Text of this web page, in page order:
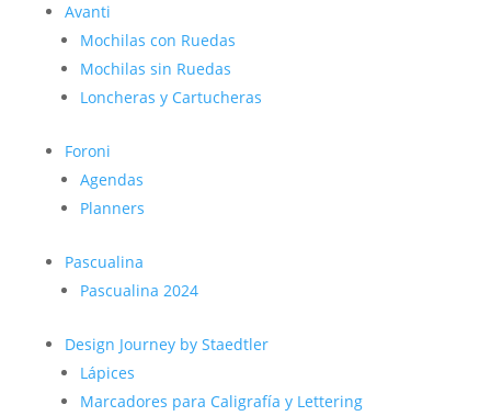
Avanti
Mochilas con Ruedas
Mochilas sin Ruedas
Loncheras y Cartucheras
Foroni
Agendas
Planners
Pascualina
Pascualina 2024
Design Journey by Staedtler
Lápices
Marcadores para Caligrafía y Lettering